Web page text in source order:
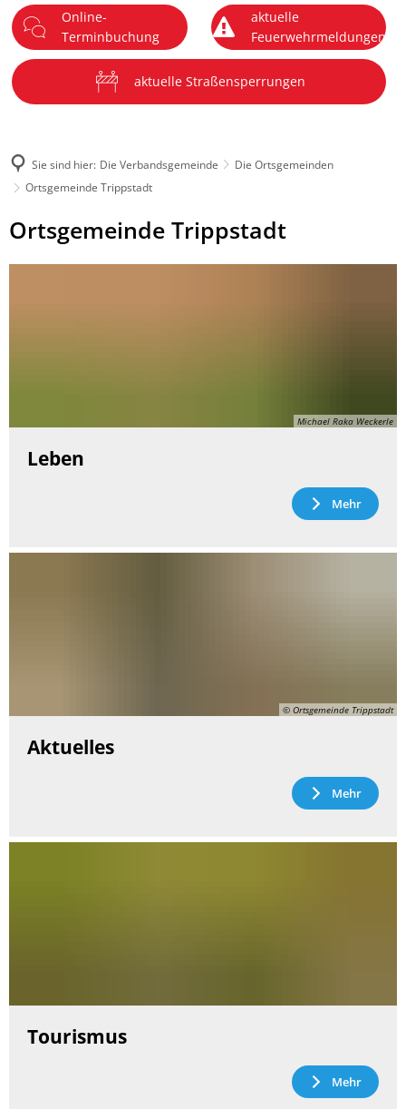
Menü
Online-
Terminbuchung
aktuelle
Feuerwehrmeldungen
aktuelle Straßensperrungen
Sie sind hier: Die Verbandsgemeinde
Die Ortsgemeinden
Ortsgemeinde Trippstadt
Ortsgemeinde
Trippstadt
Ortsgemeinde Trippstadt
Michael Raka Weckerle
Leben
Mehr
© Ortsgemeinde Trippstadt
Aktuelles
Mehr
Tourismus
Mehr